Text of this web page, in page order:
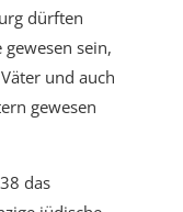
dürften
sein,
und auch
gewesen
das